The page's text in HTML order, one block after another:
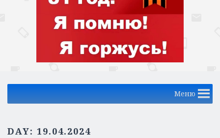
Меню
DAY: 19.04.2024